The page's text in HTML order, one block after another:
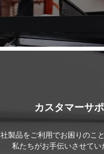
カスタマーサ
製品をご利用でお困りのこ
私たちがお手伝いさせてい